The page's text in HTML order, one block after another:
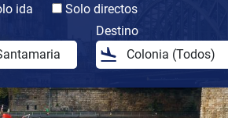
ida
Solo directos
Destino